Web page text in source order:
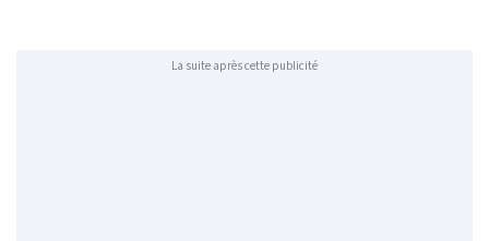
La suite après cette publicité